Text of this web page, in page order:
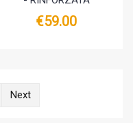
€59.00
Next